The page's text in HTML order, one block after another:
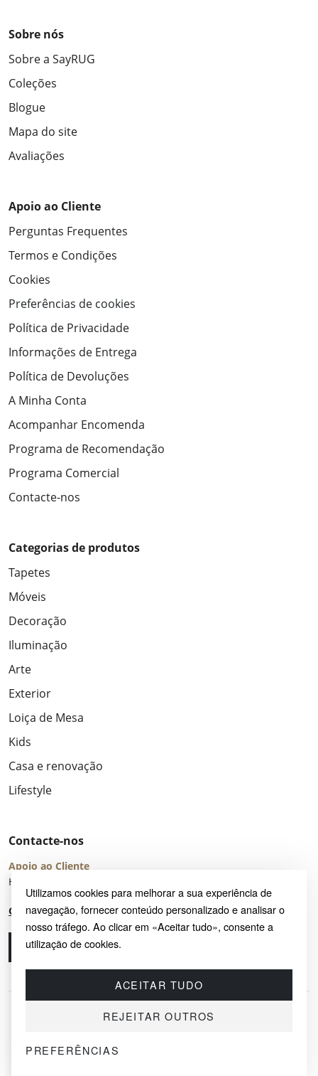
Utilizamos cookies para melhorar a sua experiência de
navegação, fornecer conteúdo personalizado e analisar o
nosso tráfego. Ao clicar em «Aceitar tudo», consente a
utilização de cookies.
ACEITAR TUDO
REJEITAR OUTROS
PREFERÊNCIAS
Sobre nós
Sobre a SayRUG
Coleções
Blogue
Mapa do site
Avaliações
Apoio ao Cliente
Perguntas Frequentes
Termos e Condições
Cookies
Preferências de cookies
Política de Privacidade
Informações de Entrega
Política de Devoluções
A Minha Conta
Acompanhar Encomenda
Programa de Recomendação
Programa Comercial
Contacte-nos
Categorias de produtos
Tapetes
Móveis
Decoração
Iluminação
Arte
Exterior
Loiça de Mesa
Kids
Casa e renovação
Lifestyle
Contacte-nos
Apoio ao Cliente
Horário de Atendimento: seg – sex 8:00 – 16:00 (UTC+2)
Centro de Ajuda
Ligue-nos
© 2026 SAYRUG OÜ · KESKLINNA LINNAOSA, AHTRI TN 12, 10151, TALLINN,